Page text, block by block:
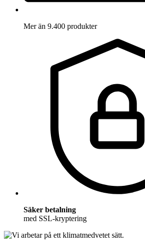
Mer än 9.400 produkter
Säker betalning
med SSL-kryptering